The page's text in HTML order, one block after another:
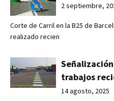
2 septiembre,
Corte de Carril en la B25 de
realizado recien
trabajos
14 agosto, 2025